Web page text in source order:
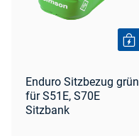
Enduro Sitzbezug grün
für S51E, S70E
Sitzbank